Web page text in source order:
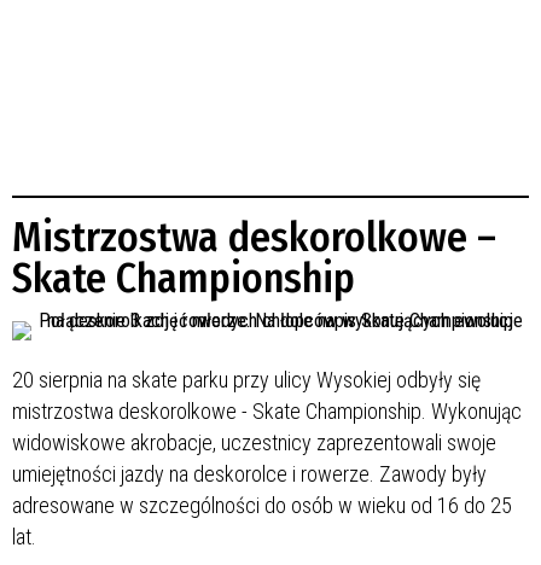
Mistrzostwa deskorolkowe –
Skate Championship
20 sierpnia na skate parku przy ulicy Wysokiej odbyły się
mistrzostwa deskorolkowe - Skate Championship. Wykonując
widowiskowe akrobacje, uczestnicy zaprezentowali swoje
umiejętności jazdy na deskorolce i rowerze. Zawody były
adresowane w szczególności do osób w wieku od 16 do 25
lat.